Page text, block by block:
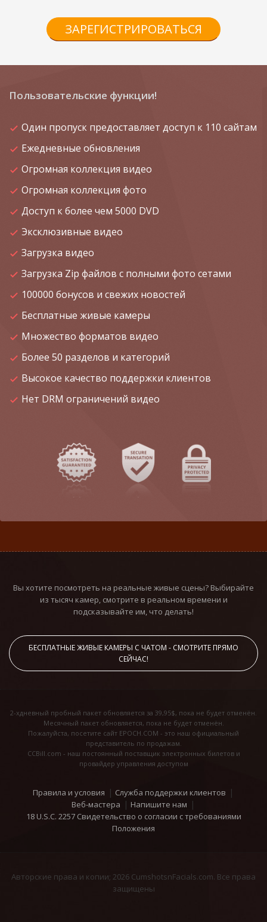
ЗАРЕГИСТРИРОВАТЬСЯ
Пользовательские функции!
Один пропуск предоставляет доступ к 110 сайтам
Ежедневные обновления
Огромная коллекция видео
Огромная коллекция фото
Доступ к более чем 5000 DVD
Эксклюзивные видео
Загрузка видео
Загрузка Zip файлов с полными фото сетами
100000 бонусов и свежих новостей
Бесплатные живые камеры
Множество форматов видео
Более 50 разделов и категорий
Высокое качество поддержки клиентов
Нет DRM ограничений видео
Вы хотите посмотреть на реальные живые сцены? Выбирайте
из тысяч камер, смотрите в реальном времени и
подсказывайте им, что делать!
БЕСПЛАТНЫЕ ЖИВЫЕ КАМЕРЫ С ЧАТОМ - СМОТРИТЕ ПРЯМО
СЕЙЧАС!
2-хдневный пробный пакет обновляется за 39,95$, пока не будет отменён.
Месячный пакет обновляется, пока не будет отменён.
Пожалуйста, посетите сайт EPOCH.COM - это наш официальный
представитель по продажам.
CCBill.com - наш постоянный поставщик электронных билетов и
провайдер управления доступом
Правила и условия
Служба поддержки клиентов
Веб-мастера
Напишите нам
18 U.S.C. 2257 Свидетельство о согласии с требованиями
Положения
Авторские права и копии; 2026 CumshotsnFacials.com. Все права
защищены